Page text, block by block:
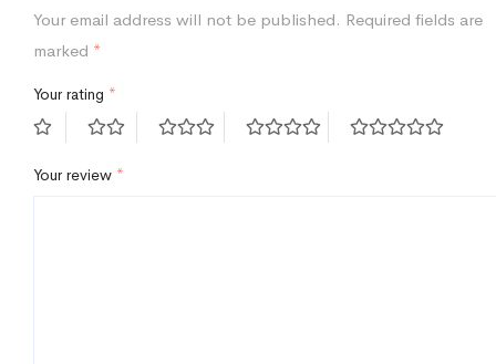
Your email address will not be published. Required fields are
marked *
Your rating *
Your review *